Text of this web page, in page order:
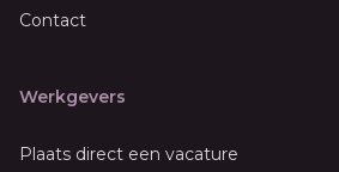
Contact
Werkgevers
Plaats direct een vacature